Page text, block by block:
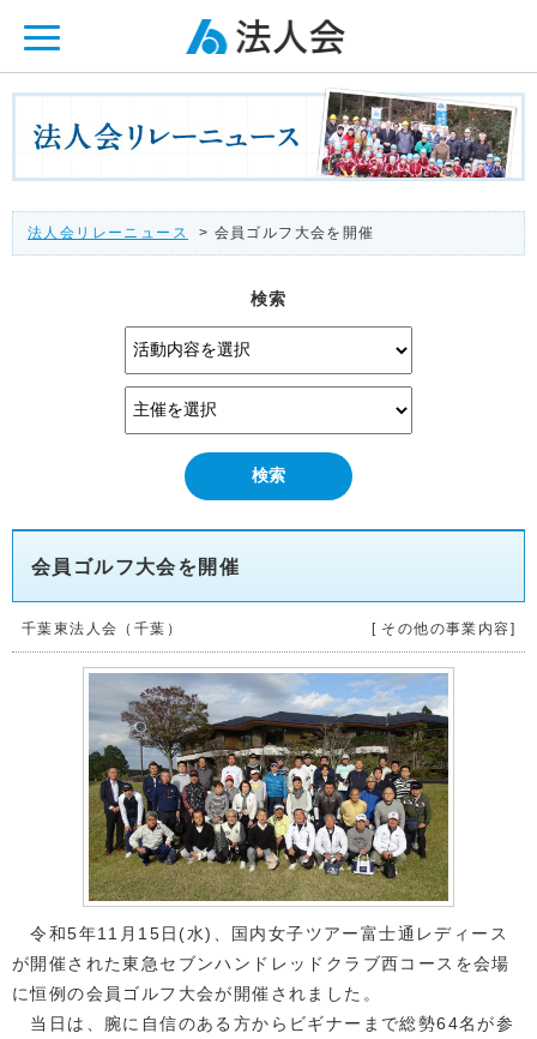
法人会リレーニュース > 会員ゴルフ大会を開催
検索
会員ゴルフ大会を開催
千葉東法人会（千葉） [ その他の事業内容]
令和5年11月15日(水)、国内女子ツアー富士通レディース
が開催された東急セブンハンドレッドクラブ西コースを会場
に恒例の会員ゴルフ大会が開催されました。
当日は、腕に自信のある方からビギナーまで総勢64名が参